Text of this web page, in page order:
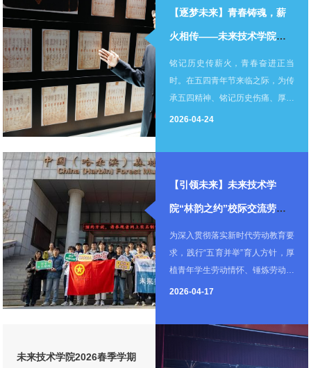
文献资料，深入了解中国共产党在哈尔滨带领人民团结奋斗、开拓进取
的光辉历程，感悟革命先辈矢志不渝的理想信念与无私奉献的崇高精
神。校际携手互鉴，共话青年担当。
【逐梦未来】青春铸魂，薪
火相传——未来技术学院青
年志愿者在侵华日军第七三
一部队罪证陈列馆开展志愿
铭记历史传薪火，青春奋进正当
时。在五四青年节来临之际，为传
承五四精神、铭记历史伤痛、厚植
家国情怀，哈尔滨工业大学未来技
历史记忆，以赤诚之心践行五四使
命，彰显新时代青年的责任与担
神情庄重、讲解从容，围绕馆内史
料文物与历史史实，向参观者细致
讲述侵华日军第七三一部队的罪证
史实，缅怀罹难同胞与民族英烈。
情感传递哀思，用清晰流畅的讲解
带领大家回望苦难岁月，感悟和平
2026-04-24
【引领未来】未来技术学
院“林韵之约”校际交流劳动
实践活动纪实
为深入贯彻落实新时代劳动教育要
求，践行“五育并举”育人方针，厚
植青年学生劳动情怀、锤炼劳动本
领，深化校际劳动教育协同育人成
业大学未来技术学院师生赴东北林
2026-04-17
未来技术学院2026春季学期